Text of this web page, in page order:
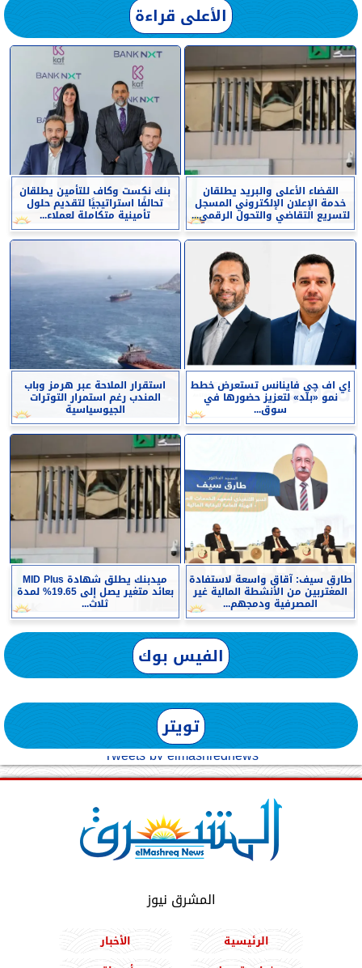
الأعلى قراءة
القضاء الأعلى والبريد يطلقان
خدمة الإعلان الإلكتروني المسجل
لتسريع التقاضي والتحول الرقمي...
بنك نكست وكاف للتأمين يطلقان
تحالفًا استراتيجيًا لتقديم حلول
تأمينية متكاملة لعملاء...
إي اف چي فاينانس تستعرض خطط
نمو «بلد» لتعزيز حضورها في
سوق...
استقرار الملاحة عبر هرمز وباب
المندب رغم استمرار التوترات
الجيوسياسية
طارق سيف: آقاق واسعة لاستفادة
المغتربين من الأنشطة المالية غير
المصرفية ودمجهم...
ميدبنك يطلق شهادة MID Plus
بعائد متغير يصل إلى 19.65% لمدة
ثلاث...
الفيس بوك
تويتر
Tweets by elmashreqnews
المشرق نيوز
الرئيسية
الأخبار